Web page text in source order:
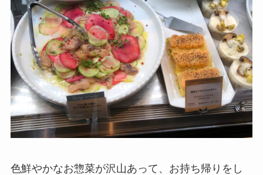
色鮮やかなお惣菜が沢山あって、お持ち帰りをし